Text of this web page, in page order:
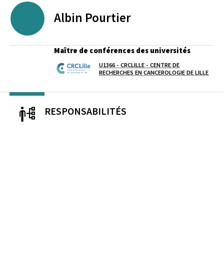
Albin Pourtier
Maître de conférences des universités
Laboratoire / équipe
U1366 - CRCLILLE - CENTRE DE
RECHERCHES EN CANCEROLOGIE DE LILLE
RESPONSABILITÉS